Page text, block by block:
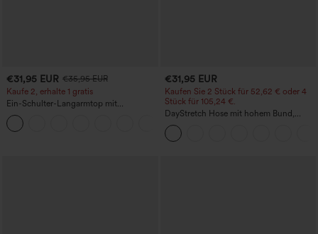
€31,95 EUR €35,95 EUR
Kaufe 2, erhalte 1 gratis
Ein-Schulter-Langarmtop mit
Daumenloch, geschwungener Saum
(High-Low), schnell trocknend – Yoga-
Sporttop mit integriertem BH
€31,95 EUR
Kaufen Sie 2 Stück für 52,62 € oder 4
Stück für 105,24 €.
DayStretch Hose mit hohem Bund,
Barrel-Leg und Taschen